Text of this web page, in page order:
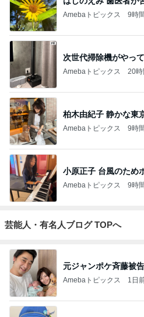
Amebaトピックス 9時
次世代掃除機がやっ
Amebaトピックス 20
柏木由紀子 静かな東
Amebaトピックス 9時
小原正子 台風のため
Amebaトピックス 9時
芸能人・有名人ブログ TOPへ
元ジャンポケ斉藤被
Amebaトピックス 1日